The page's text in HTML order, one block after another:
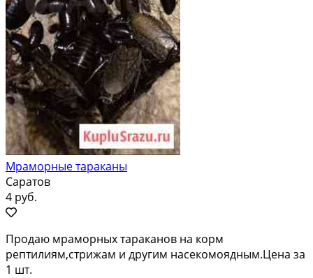
Мраморные тараканы
Саратов
4 руб.
Продаю мраморных тараканов на корм
рептилиям,стрижам и другим насекомоядным.Цена за
1 шт.